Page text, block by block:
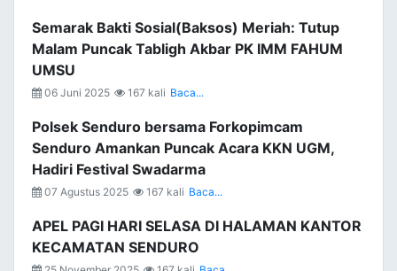
Semarak Bakti Sosial(Baksos) Meriah: Tutup
Malam Puncak Tabligh Akbar PK IMM FAHUM
UMSU
06 Juni 2025 167 kali Baca...
Polsek Senduro bersama Forkopimcam
Senduro Amankan Puncak Acara KKN UGM,
Hadiri Festival Swadarma
07 Agustus 2025 167 kali Baca...
APEL PAGI HARI SELASA DI HALAMAN KANTOR
KECAMATAN SENDURO